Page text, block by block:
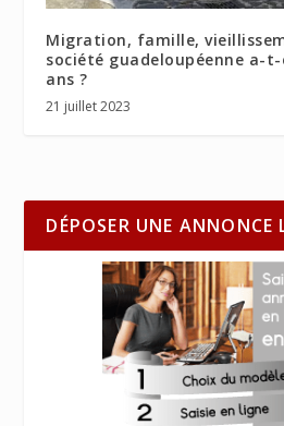
Migration, famille,
société guadeloupéenne a-t-
ans ?
21 juillet 2023
DÉPOSER UNE ANNONCE